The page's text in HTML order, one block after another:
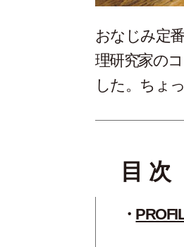
おなじみ定
理研究家の
した。ちょ
目 次